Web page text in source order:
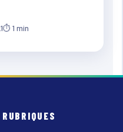
⏱ 1 min
RUBRIQUES